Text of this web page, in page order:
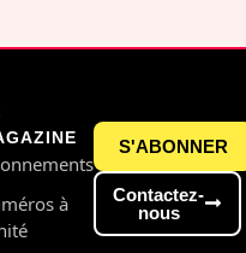
à
S'ABONNER
Contactez-
nous